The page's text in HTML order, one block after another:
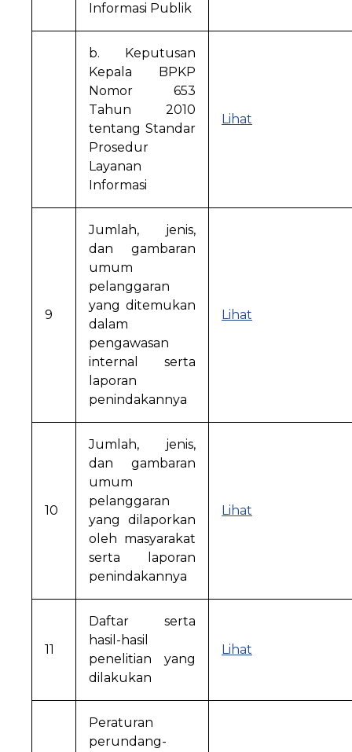
Informasi Publik
b. Keputusan
Kepala BPKP
Nomor 653
Tahun 2010
tentang Standar
Prosedur
Layanan
Informasi
Lihat
9
Jumlah, jenis,
dan gambaran
umum
pelanggaran
yang ditemukan
dalam
pengawasan
internal serta
laporan
penindakannya
Lihat
10
Jumlah, jenis,
dan gambaran
umum
pelanggaran
yang dilaporkan
oleh masyarakat
serta laporan
penindakannya
Lihat
11
Daftar serta
hasil-hasil
penelitian yang
dilakukan
Lihat
Peraturan
perundang-